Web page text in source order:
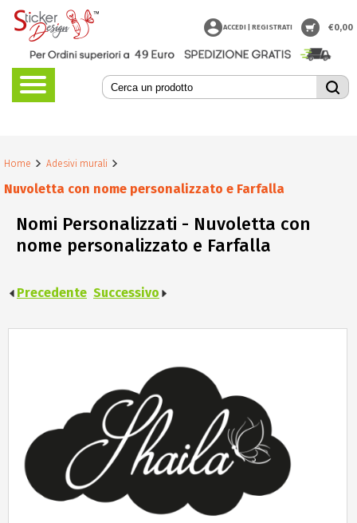
Home Adesivi murali
Nuvoletta con nome personalizzato e Farfalla
Nomi Personalizzati - Nuvoletta con
nome personalizzato e Farfalla
Precedente Successivo
ACCEDI | REGISTRATI €0,00